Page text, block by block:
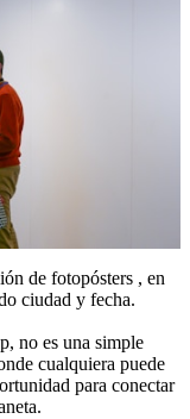
de fotopósters , en
ciudad y fecha.
no es una simple
cualquiera puede
para conectar